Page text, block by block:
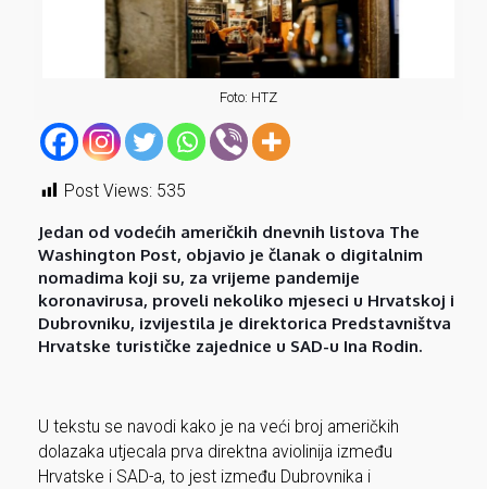
Foto: HTZ
Post Views: 535
Jedan od vodećih američkih dnevnih listova The
Washington Post, objavio je članak o digitalnim
nomadima koji su, za vrijeme pandemije
koronavirusa, proveli nekoliko mjeseci u Hrvatskoj i
Dubrovniku, izvijestila je direktorica Predstavništva
Hrvatske turističke zajednice u SAD-u Ina Rodin.
U tekstu se navodi kako je na veći broj američkih
dolazaka utjecala prva direktna aviolinija između
Hrvatske i SAD-a, to jest između Dubrovnika i